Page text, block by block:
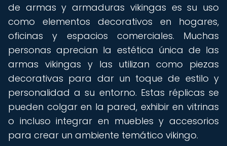
de armas y armaduras vikingas es su uso
como elementos decorativos en hogares,
oficinas y espacios comerciales. Muchas
personas aprecian la estética única de las
armas vikingas y las utilizan como piezas
decorativas para dar un toque de estilo y
personalidad a su entorno. Estas réplicas se
pueden colgar en la pared, exhibir en vitrinas
o incluso integrar en muebles y accesorios
para crear un ambiente temático vikingo.